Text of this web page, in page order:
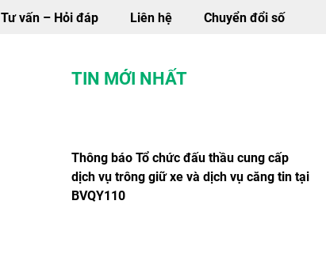
Tư vấn – Hỏi đáp Liên hệ Chuyển đổi số
TIN MỚI NHẤT
Thông báo Tổ chức đấu thầu cung cấp
dịch vụ trông giữ xe và dịch vụ căng tin tại
BVQY110